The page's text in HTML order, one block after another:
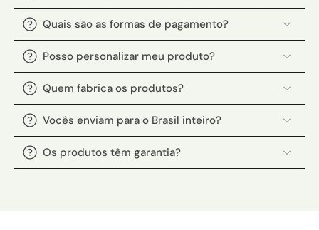
Quais são as formas de pagamento?
Posso personalizar meu produto?
Quem fabrica os produtos?
Vocês enviam para o Brasil inteiro?
Os produtos têm garantia?